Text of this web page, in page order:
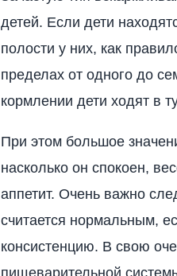
детей. Если дети
полости у них, как
пределах от одного до
кормлении дети ходят в
При этом большое
насколько он спокоен,
аппетит. Очень важно
считается нормальным,
консистенцию. В свою
пищеварительной